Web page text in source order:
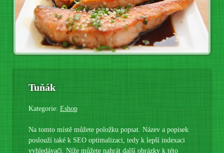
Tuňák
Kategorie: Eshop
Na tomto místě můžete položku popsat. Název a popisek
poslouží také k SEO optimalizaci, tedy k lepší indexaci
vyhledávači. Níže můžete nahrát další obrázky k této